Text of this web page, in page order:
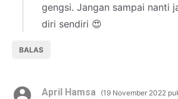
gengsi. Jangan sampai nanti
diri sendiri 😍
BALAS
April Hamsa 19 November 2022